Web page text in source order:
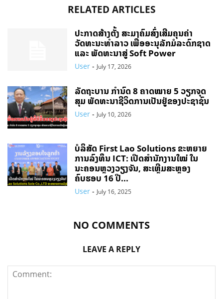
RELATED ARTICLES
ປະກາດສ້າງຕັ້ງ ສະມາຄົມສົ່ງເສີມຄຸນຄ່າ
ວັດທະນະທຳລາວ ເພື່ອອະນຸລັກມໍລະດົກຊາດ
ແລະ ພັດທະນາສູ່ Soft Power
User - July 17, 2026
ລັດຖະບານ ກຳນົດ 8 ຄາດໝາຍ 5 ວຽກຈຸດ
ສຸມ ພັດທະນາຊີວິດການເປັນຢູ່ຂອງປະຊາຊົນ
User - July 10, 2026
ບໍລິສັດ First Lao Solutions ຂະຫຍາຍ
ການລົງທຶນ ICT: ເປີດສຳນັກງານໃໝ່ ໃນ
ນະຄອນຫຼວງວຽງຈັນ, ສະເຫຼີມສະຫຼອງ
ຄົບຮອບ 16 ປີ...
User - July 16, 2025
NO COMMENTS
LEAVE A REPLY